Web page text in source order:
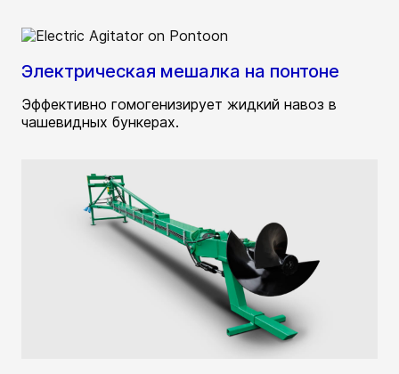
Электрическая мешалка на понтоне
Эффективно гомогенизирует жидкий навоз в
чашевидных бункерах.